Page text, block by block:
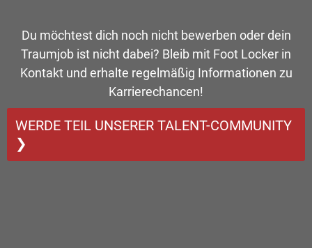
Du möchtest dich noch nicht bewerben oder dein
Traumjob ist nicht dabei? Bleib mit Foot Locker in
Kontakt und erhalte regelmäßig Informationen zu
Karrierechancen!
WERDE TEIL UNSERER TALENT-COMMUNITY
❯